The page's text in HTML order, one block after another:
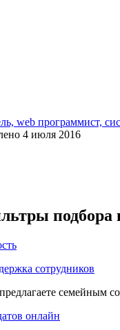
web программист,
4 июля 2016
подбора
сотрудников
семейным
онлайн